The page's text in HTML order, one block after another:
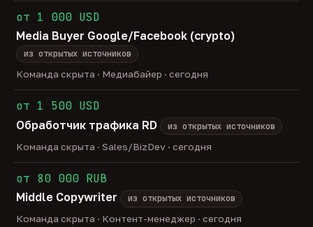
от 1 000 USD
Media Buyer Google/Facebook (crypto)
из открытых источников
Команда скрыта · Медиабайер · сегодня
от 1 500 USD
Обработчик трафика RD
из открытых источников
Команда скрыта · Sales/BizDev · сегодня
от 80 000 RUB
Middle Copywriter
из открытых источников
Команда скрыта · Контент-менеджер · сегодня